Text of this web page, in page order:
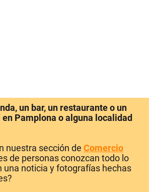
un bar, un restaurante o un
Pamplona o alguna localidad
nuestra sección de Comercio
de personas conozcan todo lo
una noticia y fotografías hechas